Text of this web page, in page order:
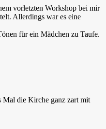
vorletzten Workshop bei mir
Allerdings war es eine
für ein Mädchen zu Taufe.
Mal die Kirche ganz zart mit